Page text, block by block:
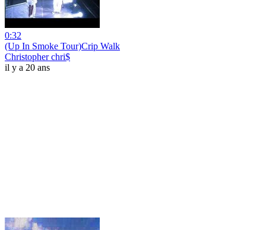
0:32
(Up In Smoke Tour)Crip Walk
Christopher chri$
il y a 20 ans